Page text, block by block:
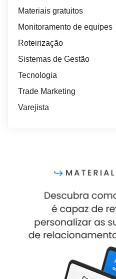
Materiais gratuitos
Monitoramento de equipes
Roteirização
Sistemas de Gestão
Tecnologia
Trade Marketing
Varejista